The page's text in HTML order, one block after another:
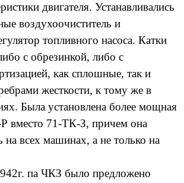
двигателя. Устанавливались
воздухоочиститель и
топливного насоса. Катки
с обрезинкой, либо с
как сплошные, так и
жесткости, к тому же в
Была установлена более мощная
Р вместо 71-ТК-З, причем она
на всех машинах, а не только на
па ЧКЗ было предложено